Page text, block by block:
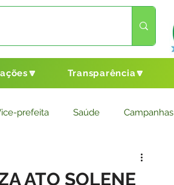
Transparência🔽
prefeita Saúde Campanhas
Cultura e Esporte
ATO SOLENE